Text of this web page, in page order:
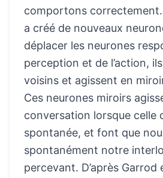
comportons correctement.
a créé de nouveaux
déplacer les neurones
perception et de l’action,
voisins et agissent en
Ces neurones miroirs
conversation lorsque celle
spontanée, et font que
spontanément notre
percevant. D’après Garrod